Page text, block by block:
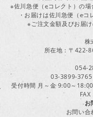
※佐川急便（eコレクト）の場
・お届けは佐川急便（eコ
※ご注文金額及びお届け
株
所在地：〒422-
054-
03-3899-3765
受付時間 月～金 9:00～
お
お問い合